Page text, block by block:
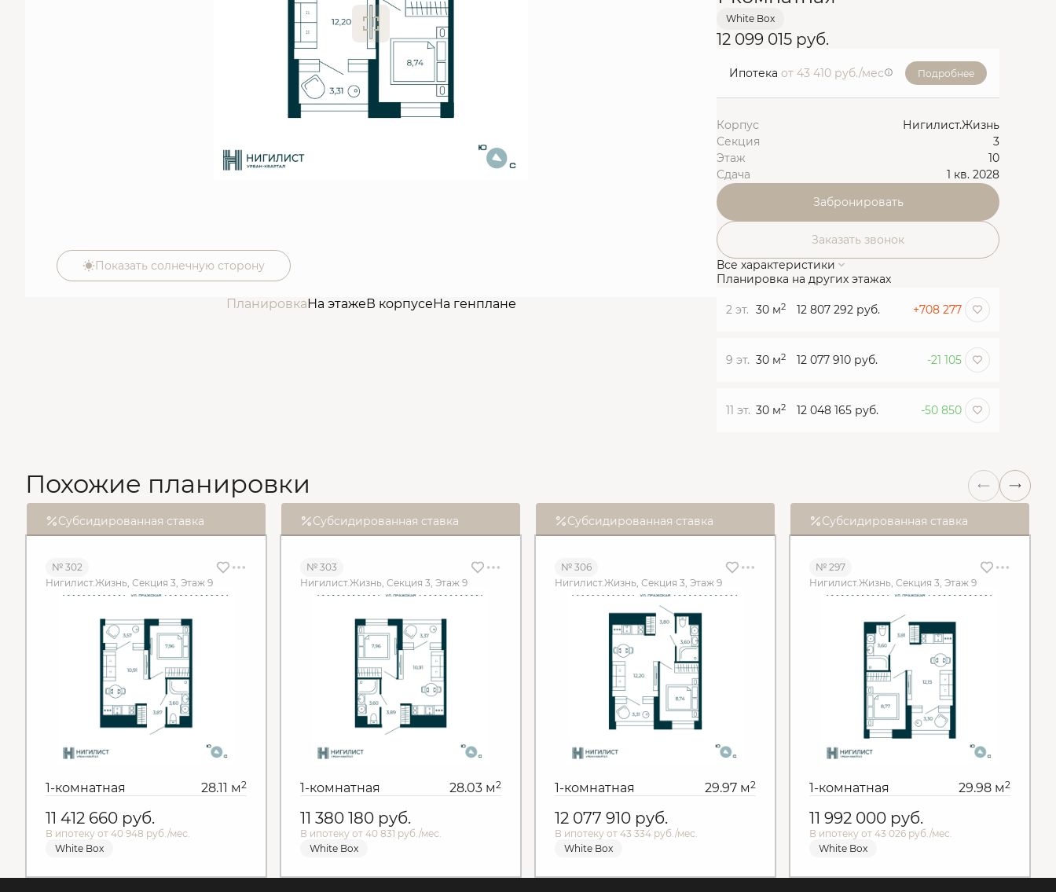
Показать солнечную сторону
ПланировкаНа этажеВ корпусеНа генплане
White Box
12 099 015 руб.
Ипотека от 43 410 руб./мес Подробнее
Корпус
Нигилист.Жизнь
Секция
3
Этаж
10
Сдача
1 кв. 2028
Забронировать
Заказать звонок
Все характеристики
Планировка на других этажах
2 эт. 30 м2 12 807 292 руб. +708 277
9 эт. 30 м2 12 077 910 руб. -21 105
11 эт. 30 м2 12 048 165 руб. -50 850
Похожие планировки
Субсидированная ставка
№ 302
Нигилист.Жизнь, Секция 3, Этаж 9
1-комнатная 28.11 м2
11 412 660 руб.
В ипотеку от 40 948 руб./мес.
White Box
Субсидированная ставка
№ 303
Нигилист.Жизнь, Секция 3, Этаж 9
1-комнатная 28.03 м2
11 380 180 руб.
В ипотеку от 40 831 руб./мес.
White Box
Субсидированная ставка
№ 306
Нигилист.Жизнь, Секция 3, Этаж 9
1-комнатная 29.97 м2
12 077 910 руб.
В ипотеку от 43 334 руб./мес.
White Box
Субсидированная ставка
№ 297
Нигилист.Жизнь, Секция 3, Этаж 9
1-комнатная 29.98 м2
11 992 000 руб.
В ипотеку от 43 026 руб./мес.
White Box